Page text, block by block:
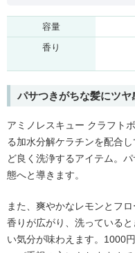
容量
香り
パサつきがちな髪にツヤ
アミノレスキュー クラフト
る加水分解ケラチンを配合
ど良く洗浄するアイテム。
態へと導きます。
また、爽やかなレモンとフ
香りが広がり、洗っている
い気分が味わえます。1000